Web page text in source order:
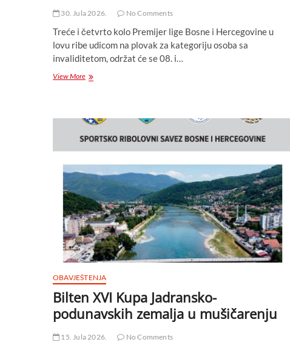
30. Jula 2026. No Comments
Treće i četvrto kolo Premijer lige Bosne i Hercegovine u
lovu ribe udicom na plovak za kategoriju osoba sa
invaliditetom, održat će se 08. i…
View MoreObavještenje
u
ligi
BiH
za
osobe
sa
invaliditetom
OBAVJEŠTENJA
Bilten XVI Kupa Jadransko-
podunavskih zemalja u mušičarenju
15. Jula 2026. No Comments